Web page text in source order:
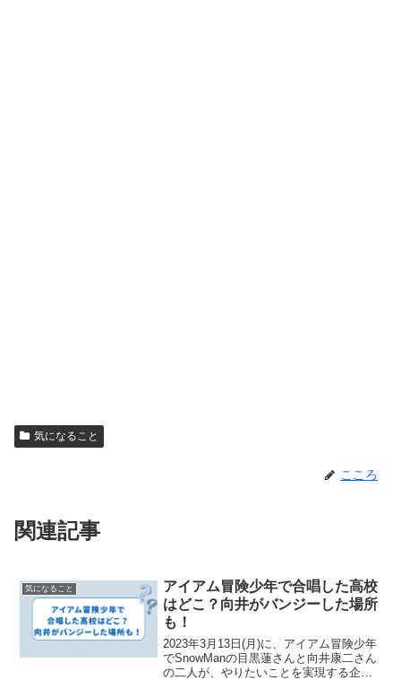
気になること
こころ
関連記事
気になること
アイアム冒険少年で合唱した高校
はどこ？向井がバンジーした場所
も！
2023年3月13日(月)に、アイアム冒険少年
でSnowManの目黒蓮さんと向井康二さん
の二人が、やりたいことを実現する企画